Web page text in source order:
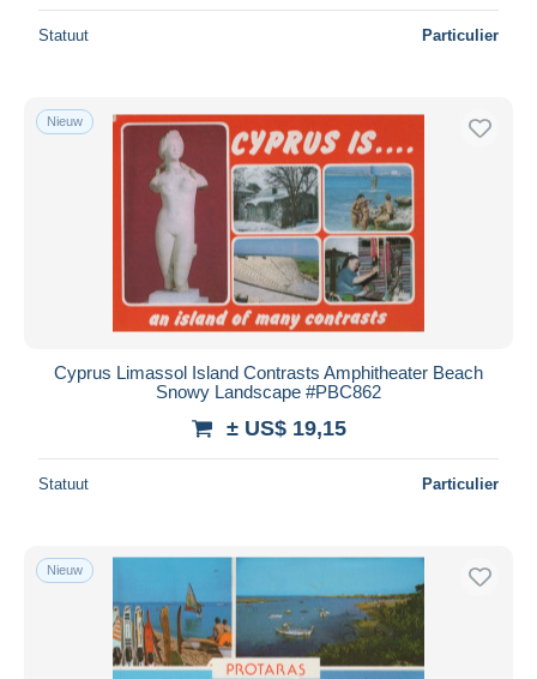
Statuut Particulier
Nieuw
Cyprus Limassol Island Contrasts Amphitheater Beach
Snowy Landscape #PBC862
± US$ 19,15
Statuut Particulier
Nieuw